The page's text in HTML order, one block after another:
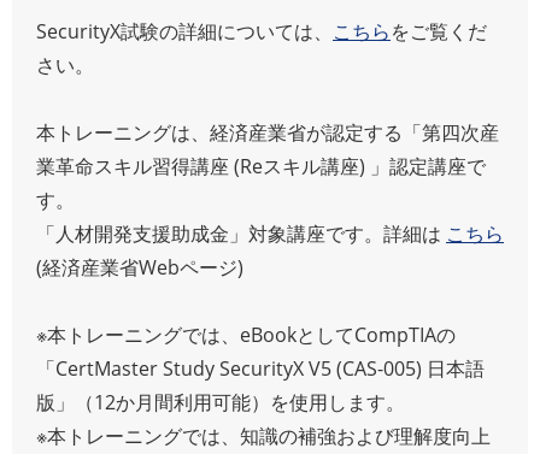
SecurityX試験の詳細については、 こちらをご覧くだ
さい。
本トレーニングは、経済産業省が認定する「第四次産
業革命スキル習得講座 (Reスキル講座) 」認定講座で
す。
「人材開発支援助成金」対象講座です。詳細は こちら
(経済産業省Webページ)
※本トレーニングでは、eBookとしてCompTIAの
「CertMaster Study SecurityX V5 (CAS-005) 日本語
版」（12か月間利用可能）を使用します。
※本トレーニングでは、知識の補強および理解度向上